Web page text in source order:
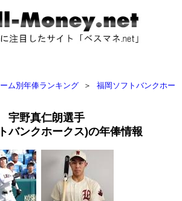
ム別年俸ランキング ＞
福岡ソフトバンクホー
宇野真仁朗選手
バンクホークス)の年俸情報